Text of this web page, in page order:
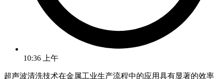
10:36 上午
超声波清洗技术在金属工业生产流程中的应用具有显著的效率